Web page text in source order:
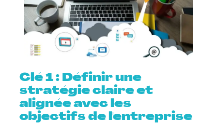
Clé 1 : Définir une
stratégie claire et
alignée avec les
objectifs de l'entreprise